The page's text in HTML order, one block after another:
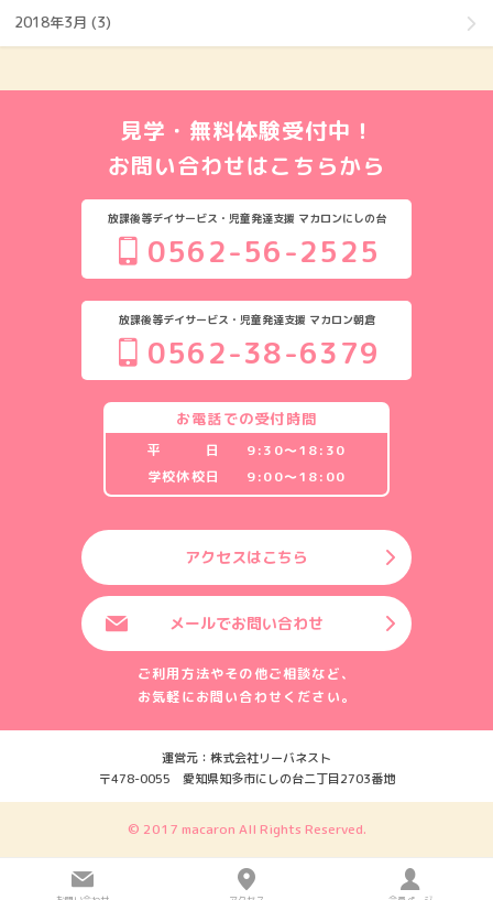
2018年3月 (3)
見学・無料体験受付中！
お問い合わせはこちらから
放課後等デイサービス・児童発達支援 マカロンにしの台
0562-56-2525
放課後等デイサービス・児童発達支援 マカロン朝倉
0562-38-6379
お電話での受付時間
平 日
9:30〜18:30
学校休校日
9:00〜18:00
アクセスはこちら
メールでお問い合わせ
ご利用方法やその他ご相談など、
お気軽にお問い合わせください。
運営元：株式会社リーバネスト
〒478-0055 愛知県知多市にしの台二丁目2703番地
© 2017 macaron All Rights Reserved.